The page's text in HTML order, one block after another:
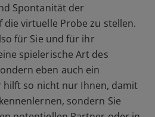
Spontanität der
virtuelle Probe zu stellen.
für Sie und für ihr
spielerische Art des
eben auch ein
hilft so nicht nur Ihnen, damit
sondern Sie